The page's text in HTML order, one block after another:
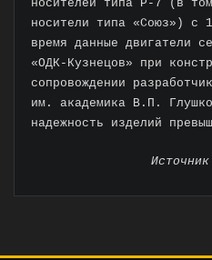
носителей типа Р-7 (в
носители типа «Союз») с
время данные двигатели
«ОДК-Кузнецов» при
сопровождении
им. академика В.П.
надежность изделий